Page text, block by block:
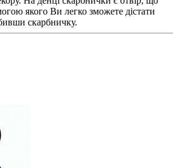
якого Ви легко зможете дістати
скарбничку.